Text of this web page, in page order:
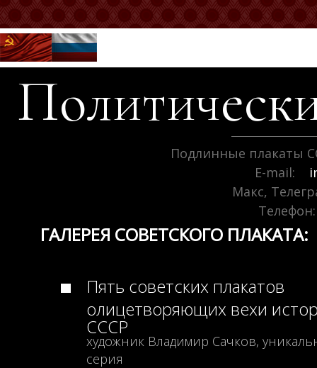
Подлинные плакаты
E-mail:
Макс,
Телефон:
ГАЛЕРЕЯ СОВЕТСКОГО ПЛАКАТА:
Пять советских плакатов
олицетворяющих вехи
СССР
художник Владимир Сачков,
серия